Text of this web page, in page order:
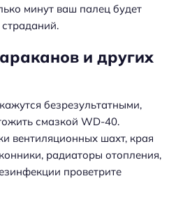
минут ваш палец будет
и других
безрезультатными,
смазкой WD-40.
вентиляционных шахт, края
радиаторы отопления,
проветрите